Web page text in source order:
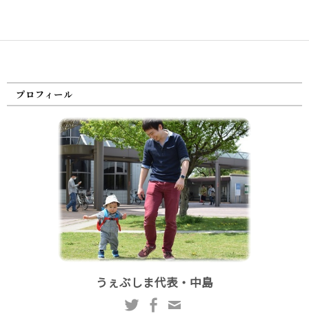
プロフィール
うぇぶしま代表・中島